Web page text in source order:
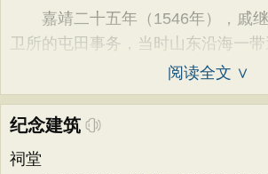
嘉靖二十五年（1546年），戚继
卫所的屯田事务，当时山东沿海一带
阅读全文 ∨
纪念建筑
祠堂